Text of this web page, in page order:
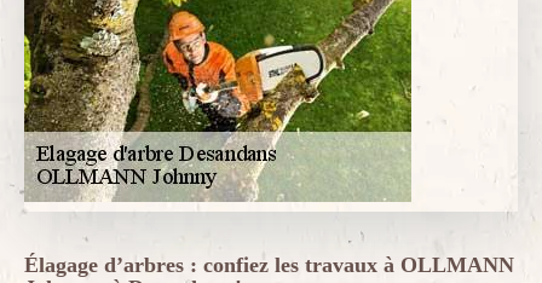
Élagage d’arbres : confiez les travaux à OLLMANN